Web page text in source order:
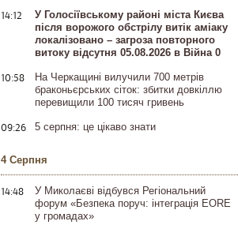
14:12
У Голосіївському районі міста Києва
після ворожого обстрілу витік аміаку
локалізовано – загроза повторного
витоку відсутня 05.08.2026 в Війна 0
10:58
На Черкащині вилучили 700 метрів
браконьєрських сіток: збитки довкіллю
перевищили 100 тисяч гривень
09:26 5 серпня: це цікаво знати
4 Серпня
14:48
У Миколаєві відбувся Регіональний
форум «Безпека поруч: інтеграція EORE
у громадах»